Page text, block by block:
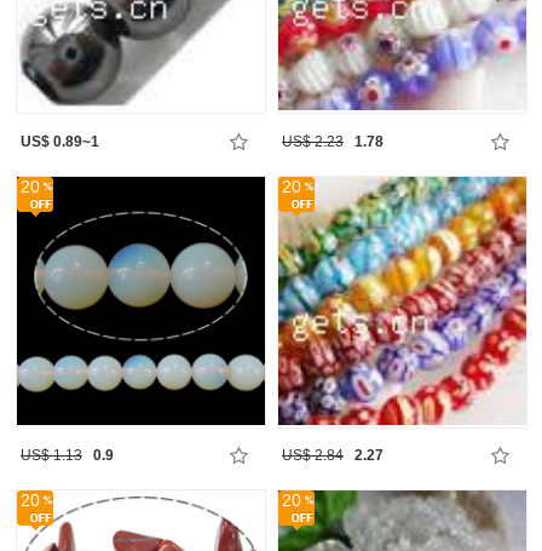
US$ 0.89~1 US$ 2.23 1.78
20
US$ 1.13 0.9
20
US$ 2.84 2.27
20 20